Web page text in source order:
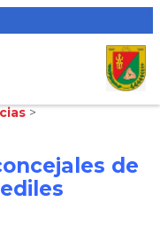
>
de